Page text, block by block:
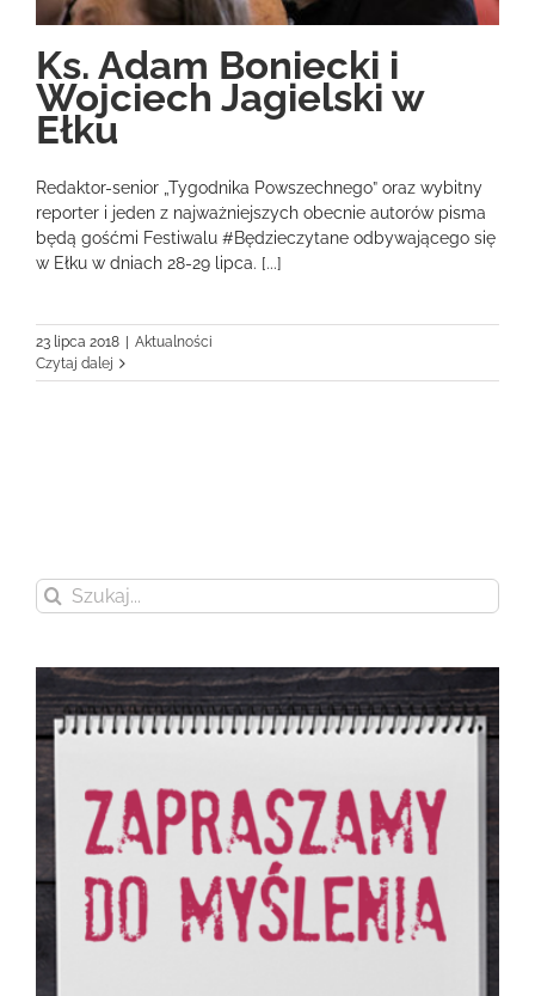
Ks. Adam Boniecki i
Wojciech Jagielski w
Ełku
Redaktor-senior „Tygodnika Powszechnego” oraz wybitny
reporter i jeden z najważniejszych obecnie autorów pisma
będą gośćmi Festiwalu #Będzieczytane odbywającego się
w Ełku w dniach 28-29 lipca. [...]
23 lipca 2018
Aktualności
Czytaj dalej
Szukaj